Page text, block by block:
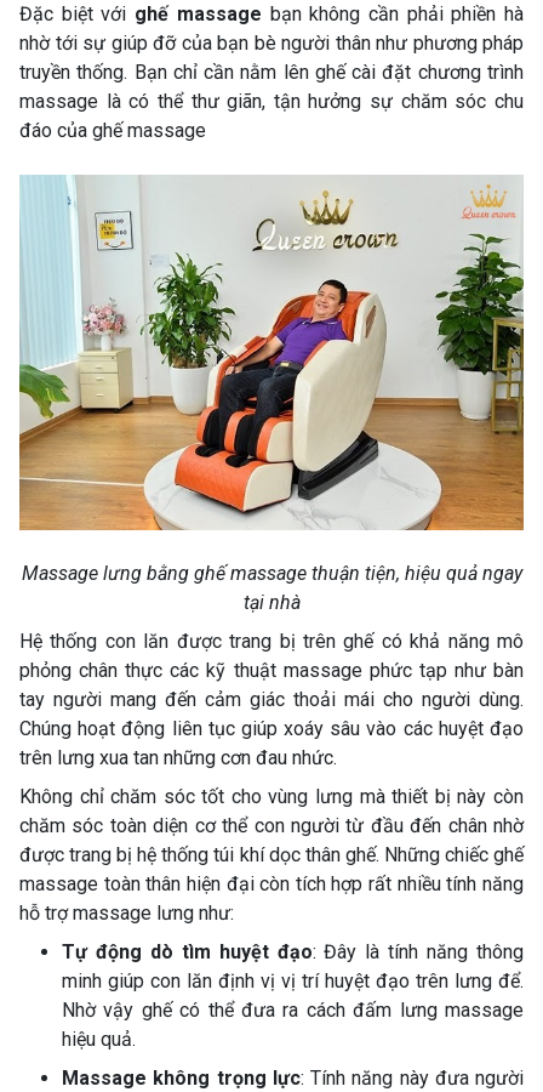
Đặc biệt với ghế massage bạn không cần phải phiền hà
nhờ tới sự giúp đỡ của bạn bè người thân như phương pháp
truyền thống. Bạn chỉ cần nằm lên ghế cài đặt chương trình
massage là có thể thư giãn, tận hưởng sự chăm sóc chu
đáo của ghế massage
Massage lưng bằng ghế massage thuận tiện, hiệu quả ngay
tại nhà
Hệ thống con lăn được trang bị trên ghế có khả năng mô
phỏng chân thực các kỹ thuật massage phức tạp như bàn
tay người mang đến cảm giác thoải mái cho người dùng.
Chúng hoạt động liên tục giúp xoáy sâu vào các huyệt đạo
trên lưng xua tan những cơn đau nhức.
Không chỉ chăm sóc tốt cho vùng lưng mà thiết bị này còn
chăm sóc toàn diện cơ thể con người từ đầu đến chân nhờ
được trang bị hệ thống túi khí dọc thân ghế. Những chiếc ghế
massage toàn thân hiện đại còn tích hợp rất nhiều tính năng
hỗ trợ massage lưng như:
Tự động dò tìm huyệt đạo: Đây là tính năng thông
minh giúp con lăn định vị vị trí huyệt đạo trên lưng để.
Nhờ vậy ghế có thể đưa ra cách đấm lưng massage
hiệu quả.
Massage không trọng lực: Tính năng này đưa người